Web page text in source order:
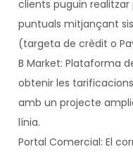
clients puguin
puntuals mitjançant
(targeta de crèdit o
B Market: Plataforma
obtenir les
amb un projecte
línia.
Portal Comercial: El